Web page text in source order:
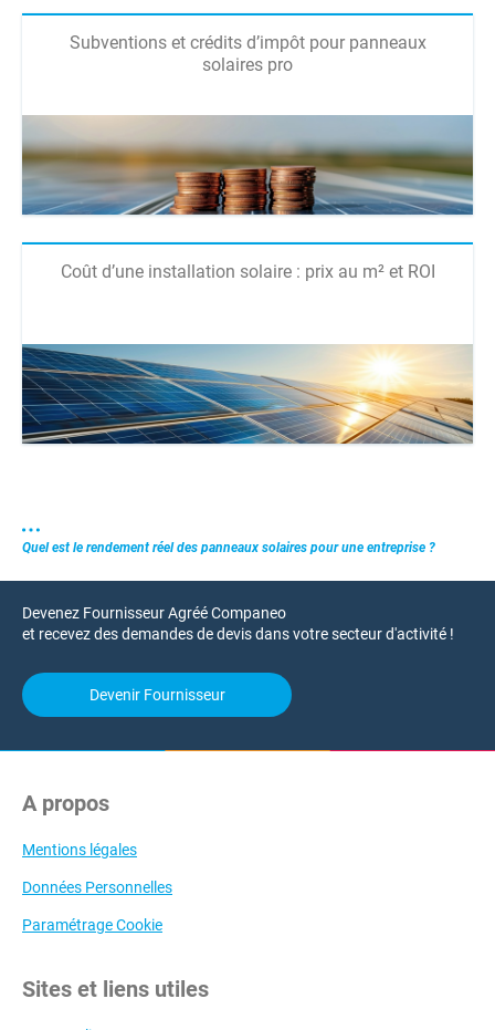
Subventions et crédits d’impôt pour panneaux
solaires pro
Coût d’une installation solaire : prix au m² et ROI
Quel est le rendement réel des panneaux solaires pour une entreprise ?
Devenez Fournisseur Agréé Companeo
et recevez des demandes de devis dans votre secteur d'activité !
Devenir Fournisseur
A propos
Mentions légales
Données Personnelles
Paramétrage Cookie
Sites et liens utiles